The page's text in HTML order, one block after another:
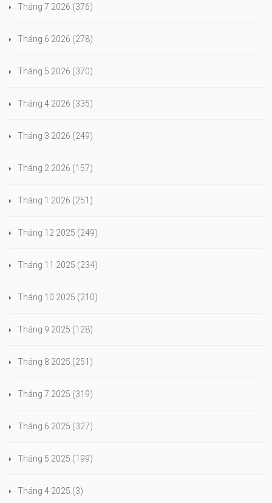
Tháng 7 2026 (376)
Tháng 6 2026 (278)
Tháng 5 2026 (370)
Tháng 4 2026 (335)
Tháng 3 2026 (249)
Tháng 2 2026 (157)
Tháng 1 2026 (251)
Tháng 12 2025 (249)
Tháng 11 2025 (234)
Tháng 10 2025 (210)
Tháng 9 2025 (128)
Tháng 8 2025 (251)
Tháng 7 2025 (319)
Tháng 6 2025 (327)
Tháng 5 2025 (199)
Tháng 4 2025 (3)